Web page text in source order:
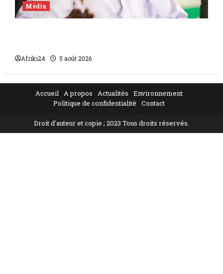
Média
Afriki24 5 août 2026
Accueil A propos Actualités
Environnement
Politique de confidentialité
Contact
Droit d'auteur et copie ; 2023 Tous droits réservés.